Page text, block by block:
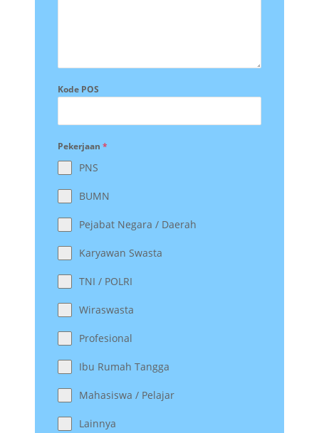
Kode POS
Pekerjaan *
PNS
BUMN
Pejabat Negara / Daerah
Karyawan Swasta
TNI / POLRI
Wiraswasta
Profesional
Ibu Rumah Tangga
Mahasiswa / Pelajar
Lainnya